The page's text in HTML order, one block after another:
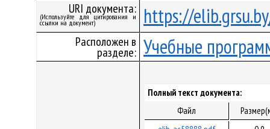
URI документа:
(Используйте для цитирования и
ссылки на документ) https://
Расположен в
разделе: Учебные
Полный текст документа:
Файл